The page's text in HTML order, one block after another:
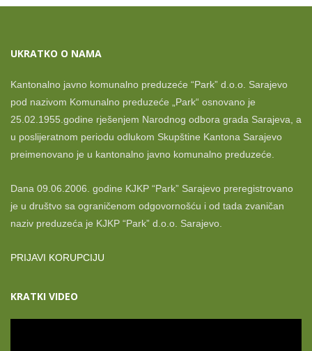
UKRATKO O NAMA
Kantonalno javno komunalno preduzeće “Park” d.o.o. Sarajevo
pod nazivom Komunalno preduzeće „Park“ osnovano je
25.02.1955.godine rješenjem Narodnog odbora grada Sarajeva, a
u poslijeratnom periodu odlukom Skupštine Kantona Sarajevo
preimenovano je u kantonalno javno komunalno preduzeće.
Dana 09.06.2006. godine KJKP “Park” Sarajevo preregistrovano
je u društvo sa ograničenom odgovornošću i od tada zvaničan
naziv preduzeća je KJKP “Park” d.o.o. Sarajevo.
PRIJAVI KORUPCIJU
KRATKI VIDEO